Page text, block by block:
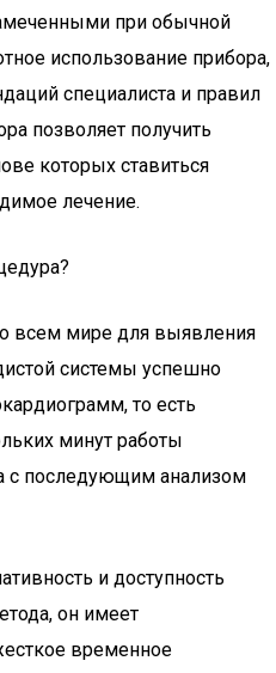
при обычной
использование прибора,
специалиста и правил
позволяет получить
которых ставиться
лечение.
всем мире для выявления
системы успешно
то есть
минут работы
последующим анализом
и доступность
он имеет
временное